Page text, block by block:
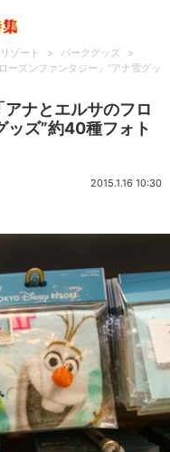
ゾート > パークグッズ
>
ーズンファンタジー」“アナ雪グッ
アナとエルサのフロ
ッズ”約40種フォト
2015.1.16 10:30